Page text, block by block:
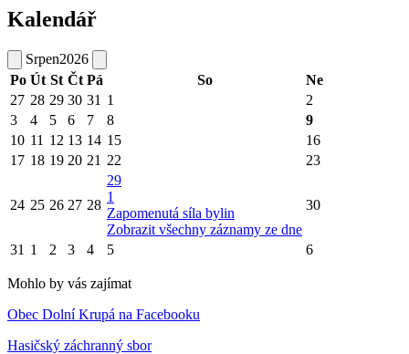
Kalendář
Srpen2026
Po Út St Čt Pá So
Ne
27 28 29 30 31 1
2
3
4 5 6 7 8
9
10 11 12 13 14 15
16
17 18 19 20 21 22 23
24 25 26 27 28
29
1
Zapomenutá síla bylin
Zobrazit všechny záznamy ze dne
30
31 1 2 3 4 5 6
Mohlo by vás zajímat
Obec Dolní Krupá na Facebooku
Hasičský záchranný sbor